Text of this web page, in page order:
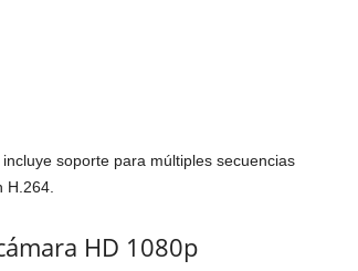
soporte para múltiples secuencias
H.264.
HD 1080p